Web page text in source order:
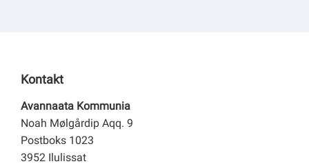
Kontakt
Avannaata Kommunia
Noah Mølgårdip Aqq. 9
Postboks 1023
3952 Ilulissat